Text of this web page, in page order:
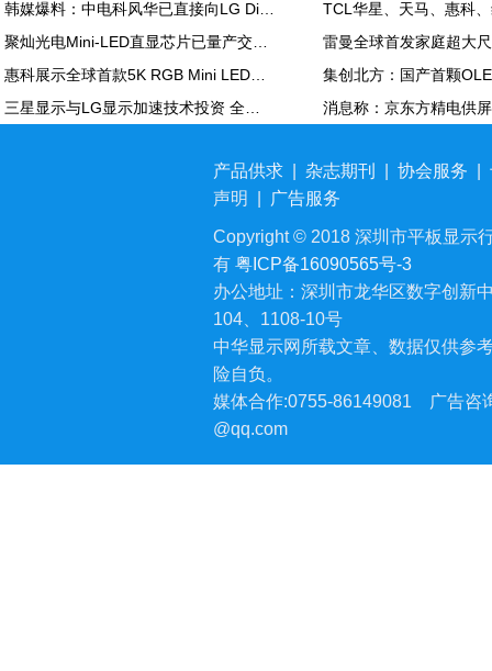
产品供求 杂志期刊 协会服务
声明
广告服务
Copyright © 2018 深圳市平板显示
有 粤ICP备16090565号-3
办公地址：深圳市龙华区数字创新
104、1108-10号
中华显示网所载文章、数据仅供参
险自负。
媒体合作:0755-86149081
广告咨
@qq.com